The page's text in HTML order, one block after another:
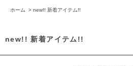
ホーム > new!! 新着アイテム!!
new!! 新着アイテム!!